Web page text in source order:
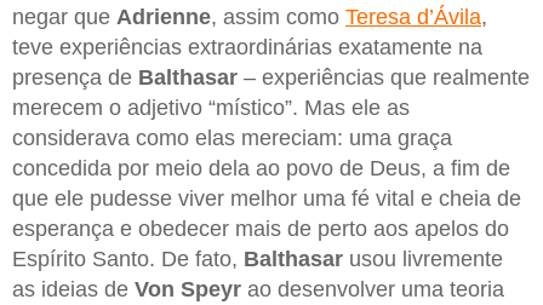
negar que Adrienne, assim como Teresa d’Ávila,
teve experiências extraordinárias exatamente na
presença de Balthasar – experiências que realmente
merecem o adjetivo “místico”. Mas ele as
considerava como elas mereciam: uma graça
concedida por meio dela ao povo de Deus, a fim de
que ele pudesse viver melhor uma fé vital e cheia de
esperança e obedecer mais de perto aos apelos do
Espírito Santo. De fato, Balthasar usou livremente
as ideias de Von Speyr ao desenvolver uma teoria